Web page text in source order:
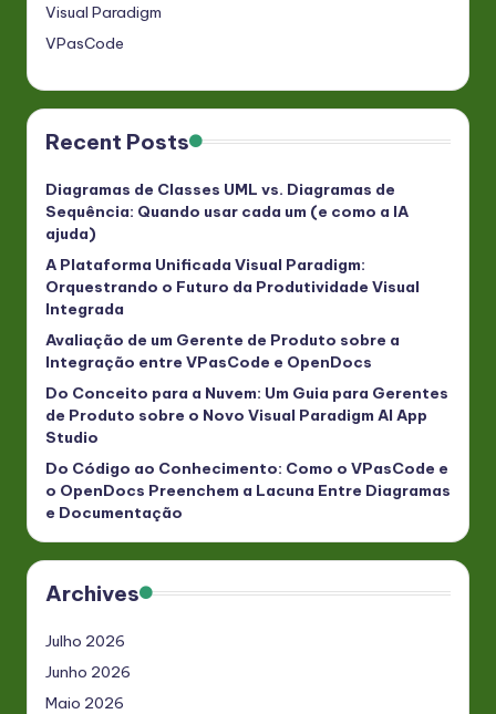
Visual Paradigm
VPasCode
Recent Posts
Diagramas de Classes UML vs. Diagramas de
Sequência: Quando usar cada um (e como a IA
ajuda)
A Plataforma Unificada Visual Paradigm:
Orquestrando o Futuro da Produtividade Visual
Integrada
Avaliação de um Gerente de Produto sobre a
Integração entre VPasCode e OpenDocs
Do Conceito para a Nuvem: Um Guia para Gerentes
de Produto sobre o Novo Visual Paradigm AI App
Studio
Do Código ao Conhecimento: Como o VPasCode e
o OpenDocs Preenchem a Lacuna Entre Diagramas
e Documentação
Archives
Julho 2026
Junho 2026
Maio 2026